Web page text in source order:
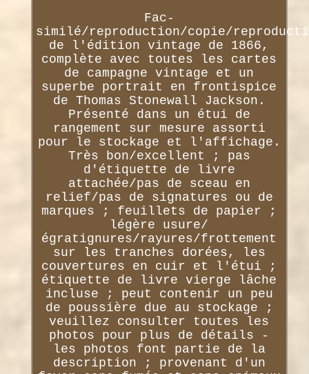
Fac-
similé/reproduction/copie/
de l'édition vintage de 1866,
complète avec toutes les cartes
de campagne vintage et un
superbe portrait en frontispice
de Thomas Stonewall Jackson.
Présenté dans un étui de
rangement sur mesure assorti
pour le stockage et l'affichage.
Très bon/excellent ; pas
d'étiquette de livre
attachée/pas de sceau en
relief/pas de signatures ou de
marques ; feuillets de papier ;
légère usure/
égratignures/rayures/frottement
sur les tranches dorées, les
couvertures en cuir et l'étui ;
étiquette de livre vierge lâche
incluse ; peut contenir un peu
de poussière due au stockage ;
veuillez consulter toutes les
photos pour plus de détails -
les photos font partie de la
description ; provenant d'un